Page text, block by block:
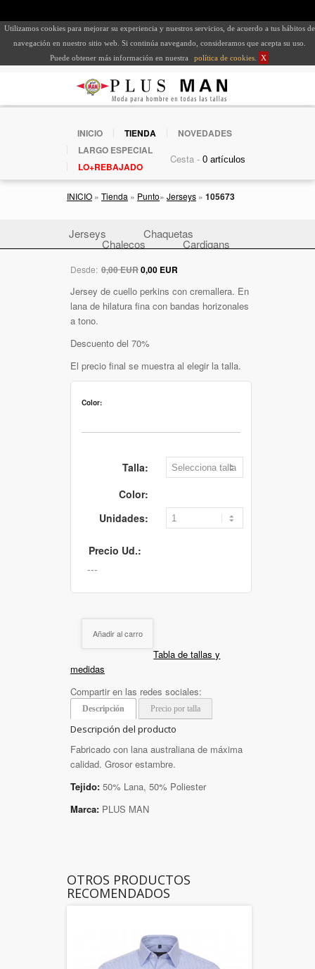
Utilizamos cookies para mejorar su experiencia y nuestros servicios, de acuerdo a tus hábitos de
navegación en nuestro sitio web. Si continúa navegando, consideramos que acepta su uso.
Puede obtener más información en nuestra
política de cookies X
INICIO TIENDA
NOVEDADES
LARGO ESPECIAL
LO+REBAJADO
Cesta -
INICIO » Tienda » Punto» Jerseys » 105673
Jerseys Chaquetas
Chalecos Cardigans
Desde: 0,00 EUR0,00 EUR
Jersey de cuello perkins con cremallera. En
lana de hilatura fina con bandas horizonales
a tono.
Descuento del 70%
El precio final se muestra al elegir la talla.
Color:
Talla:
Color:
Unidades:
Precio Ud.:
Añadir al carro
Tabla de tallas y
medidas
Compartir en las redes sociales:
Descripción Precio por talla
Descripción del producto
Fabricado con lana australiana de máxima
calidad. Grosor estambre.
Tejido: 50% Lana, 50% Poliester
Marca: PLUS MAN
OTROS PRODUCTOS
RECOMENDADOS